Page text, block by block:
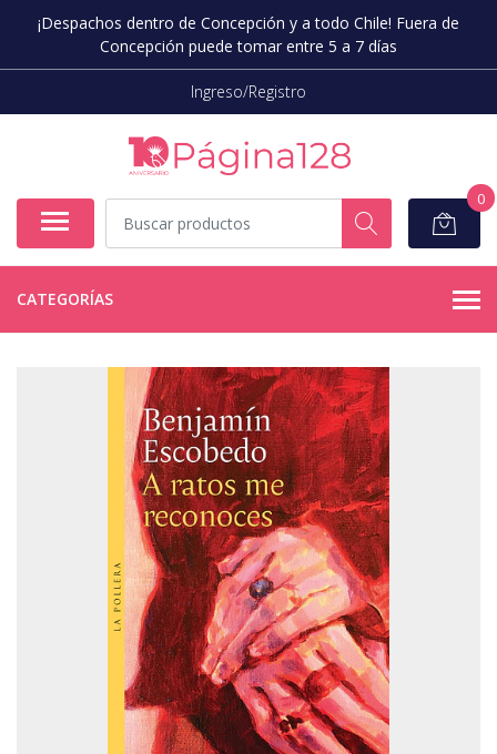
¡Despachos dentro de Concepción y a todo Chile! Fuera de
Concepción puede tomar entre 5 a 7 días
Ingreso/Registro
0
CATEGORÍAS